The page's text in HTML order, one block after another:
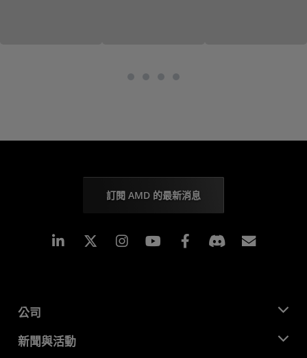
訂閱 AMD 的最新消息
Linkedin Instagram Facebook
公司
關於 AMD
新聞與活動